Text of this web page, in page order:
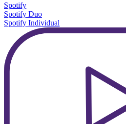
Spotify
Spotify Duo
Spotify Individual